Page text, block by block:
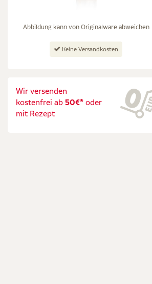
Abbildung kann von Originalware abweichen
Keine Versandkosten
Wir versenden
kostenfrei ab 50€* oder
mit Rezept